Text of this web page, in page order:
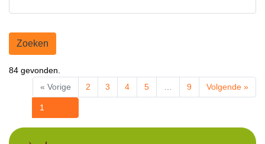
Zoeken
84 gevonden.
« Vorige
1
2 3 4 5 9 Volgende »